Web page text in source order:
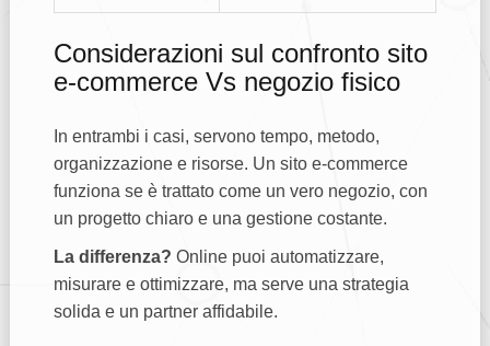
Considerazioni sul confronto sito
e-commerce Vs negozio fisico
In entrambi i casi, servono tempo, metodo,
organizzazione e risorse. Un sito e-commerce
funziona se è trattato come un vero negozio, con
un progetto chiaro e una gestione costante.
La differenza? Online puoi automatizzare,
misurare e ottimizzare, ma serve una strategia
solida e un partner affidabile.